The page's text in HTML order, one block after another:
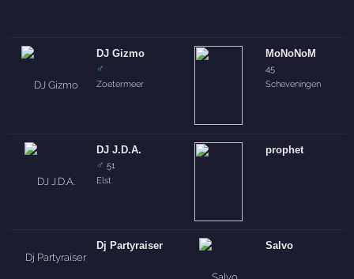
DJ Gizmo
♂
Zoetermeer
DJ J.D.A.
♂ 51
Elst
Dj Partyraiser
MoNoNoM
45
Scheveningen
prophet
Salvo